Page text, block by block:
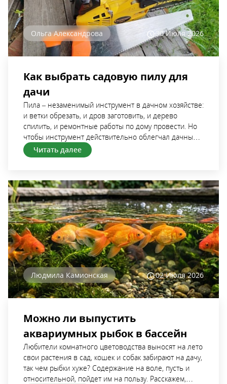
Ольга Александрова 30 Июля 2026
Как выбрать садовую пилу для
дачи
Пила – незаменимый инструмент в дачном хозяйстве: и ветки обрезать, и дров заготовить, и дерево спилить, и ремонтные работы по дому провести. Но чтобы инструмент действительно облегчал дачные хлопоты, а не превращал их в мучения, важно правильно выбрать его в зависимости от задачи. Разберемся, какие бывают садовые пилы, чем они отличаются друг от друга, на какие характеристики нужно обратить внимание при выборе инструмента. Определяемся с типом пилы В первую очередь нужно понять, для каких задач преимущественно нужна пила, каков объем работ. В зависимости от этого и выбирать инструмент по типу. Цепная и мини-цепная (сучкорез) Цепная пила – самый производительный вариант. Режущим элементом является цепь с зубьями, которая движется по направляющей шине. Такие пилы легко справляются и с толстыми ветками, и с бревнами, и со стволами деревьев, и с досками любой толщины. Если объем работ большой, выбирать лучше именно цепные пилы. Они бывают бензиновыми, электрическими и аккумуляторными. Об особенностях каждого варианта, преимуществах и недостатках поговорим чуть позже. Цепная мини-пила (или сучкорез) – это аналогичный по конструкции инструмент, но более компактный, с длиной шины 10-20 см. Он весит значительно меньше полноразмерной модели, более «юркий», поэтому работать им можно и одной рукой, и на высоте. Мини-пила – идеальный вариант на случай, когда основная задача – проводить обрезку деревьев и кустарников в саду, формировать крону. Сабельная Она работает по другому принципу: вместо вращающейся цепи в ней используется полотно, которое быстро движется вперед и назад. Такой пилой удобно работать в труднодоступных местах, куда цепной пилой не подлезть. Еще одно преимущество сабельной пилы состоит в том, что полотна можно заменять, чтобы работать по разным материалам – дереву, пластику, металлу. Поэтому если нужен универсальный инструмент для дачи, лучше выбрать сабельную пилу. Правда по скорости работы она будет уступать цепным моделям. Ручная Ручные садовые пилы остаются популярными несмотря на появление большого количества электроинструмента. Секрета в этом никакого нет – ручная пила не требует электричества или топлива, всегда готова к труду, немного весит и позволяет выполнять обрезку максимально аккуратно. Если на участке всего несколько деревьев, можно обойтись и ручным инструментом. Выбор аккумуляторной Аккумуляторные пилы работают от съемной аккумуляторной батареи. По производительности они уступают бензиновым моделям, но выигрывают у них по удобству использования: не привязаны к электросети, более легкие и менее шумные. Главный недостаток аккумуляторных пил – ограниченное время работы. Если нужно за один день провести обрезку всего сада, потребуется дополнительный аккумулятор, чтобы работу не пришлось прерывать на подзарядку. При выборе аккумуляторной пилы для дачи стоит обращать внимание на следующие характеристики. 1. Производительность и скорость вращения От скорости движения цепи зависит то, насколько быстро будет выполнен срез. Чем выше показатель, тем легче цепь будет входить в древесину и меньше усилий придется приложить дачнику. Но и нагрузка на двигатель будет выше, а значит заряд батареи будет расходоваться быстрее. Модели со скоростью вращения цепи 6-8 м/с подойдут для обрезки веток. Если нужен инструмент и для заготовки дров, и для пиления толстых стволов, лучшим вариантом станет пила со скоростью вращения цепи более 10 м/с. Если инструмент имеет функцию регулировки оборотов – замечательно: режим можно будет подстраивать под конкретные задачи. 2. Время автономной работы и зарядки Если участок небольшой, деревьев и кустарников в саду немного, есть возможность «растянуть» обрезку, можно выбрать пилу с аккумулятором емкостью до 4 А·ч. Этого хватит на непрерывное пиление в течение 20-30 минут. Если инструмент мощный, планируется к использованию не только для ухода за садом, лучше взять батареи с большей емкостью – более 5 А·ч. Как вариант – приобрести запасную батарею. Если в дачном хозяйстве уже есть аккумуляторная садовая техника определенного бренда, есть смысл присмотреться к пилам того же производителя. Если батареи у них одинаковые, можно будет сэкономить на покупке дополнительной. Выбор бензиновой Бензиновая пила – самый мощный и производительный инструмент из всех себе подобных. Она не зависит от наличия электричества или заряда аккумулятора, способна работать длительное время без перерывов и справляется даже с самыми сложными задачами: валкой деревьев, распилом толстых бревен, заготовкой большого объема дров. Для обычной сезонной обрезки сада такая пила – не самый удачный и удобный вариант. Она тяжелая, громкая, требует регулярного технического обслуживания, приготовления топливной смеси. 1. Мощность и вес Для большинства дачных задач – обрезки старых деревьев, распила бревен, заготовки дров и мелких строительных работ – подойдет бензопила мощностью до 2,2 кВт. Более мощные модели скорее нужны лишь тем, кто занимается строительством сарая или бани, живет на дачном участке круглогодично и имеет необходимость регулярно заготавливать дрова. Если инструментом планируется работать на весу (обрезать ветки и макушки деревьев), стоит выбирать модели полегче – до 4-5 кг. Более тяжелые бензопилы подходят скорее для работы на земле – распилки дров и заготовки строительного материала. 2. Шаг цепи и длина шины Эти две характеристики определяют то, насколько быстро бензопила будет справляться с поставленной задачей и с каким диаметром стволов она «справится». Оптимальный вариант для дачи – шаг цепи ⅜” или 0,325”. Такие цепи имеют хорошую производительность и делают достаточно аккуратные резы, работают плавно. Если шаг цепи больше, скорость вращения будет выше, производительность тоже, но пропил будет не таким ровным и аккуратным. Для обрезки деревьев и мелких ремонтных работ на даче можно взять модель с шиной длиной 25-30 см. Этого будет вполне достаточно. Если планируется серьезная стройка, нужно спилить старые деревья, лучше выбрать инструмент с шиной длиной более 35 см. Но нужно учитывать, что она будет увеличивать массу инструмента, ухудшать его балансировку и требовать мощного двигателя. 3. Уровень шума Бензиновая техника – самая шумная. У бытовых моделей уровень шума составляет 100-105 дБ. У полупрофессиональных и профессиональных и того выше. Чем пила мощнее, тем она громче. Поэтому без особой надобности выбирать сильно мощные модели не имеет смысла и в контексте собственного комфорта. В комплект к бензопиле рекомендуется купить противошумные наушники или беруши. Выбор электрической Электропилы не такие мощные, как бензиновые, но удобнее в эксплуатации: не требуют запаса топлива, более легкие и «маневренные», тихие и не выделяют выхлопных газов. Единственный их недостаток – зависимость от источников питания и необходимость контролировать провод, чтобы случайно не повредить его цепью. 1. Мощность Для работы в саду подойдет электропила мощностью до 1,5 кВт. Если же инструмент планируется использовать для распиливания деревьев, строительства и заготовки дров, лучше взять вариант помощнее – 2-2,5 кВт. 2. Шаг цепи и длина шины При выборе электропилы эти характеристики имеют такое же значение, как и у бензиновых моделей. И выбор нужно осуществлять также исходя из назначения техники. Шаг цепи ⅜ и длина шины 25-30 см – вариант оптимальный. 3. Расположение двигателя Электропилы бывают с поперечным и продольным расположением двигателя. Первые дешевле, имеют более простую конструкцию. Но двигатель у них выступает сбоку, из-за чего инструмент получается шире, хуже управляется из-за нарушения баланса, работать им сложнее. Модели с продольным расположением двигателя более сбалансированные, центр тяжести у них не смещен, они более компактные, ими проще работать, особенно под разными углами. 4. Наличие тормоза Наличие тормоза – это уже вопрос безопасности. Во время сильного и резкого рывка он останавливает движение цепи, снижая риск травмирования пользователя. Помимо тормоза цепи полезно обратить внимание на другие дополнительные функции: Плавный пуск – двигатель набирает обороты постепенно, снижая нагрузку на сеть, что особенно актуально на дачах, где электрооборудование может быть не самым надежным. Блокировка случайного запуска – предотвращает включение пилы при случайном нажатии на кнопку. Чтобы запустить инструмент, нужно одновременно нажать кнопку разблокировки и пуска. Защита от перегрева – автоматически отключает двигатель при чрезмерном нагреве, предотвращая его повреждение и продлевая срок службы техники. Автоматическая смазка цепи – самостоятельно подает масло на цепь, благодаря этому не приходится контролировать процесс смазки. Сводная таблица плюсов и минусов, типовых задач Для наглядности структурируем всю информацию в таблице, чтобы вам было проще подобрать лучший вариант пилы для конкретных задач. Тип пилы Преимущества Недостатки Лучше всего подходит для Ручная садовая Недорогая, легкая, не требует электричества и топлива, делает аккуратный срез Требует физических усилий, неудобна при большом объеме работ Санитарная и формирующая обрезка деревьев и кустарников в саду Цепная мини-пила Компактная, легкая, мобильная, маневренная Ограниченное время работы, не подходит для толстых веток и стволов Обрезка сада Сабельная Универсальная, может пилить не только древесину, но и другие материалы (при замене полотна), удобна в труднодоступных местах По скорости пиления уступает тем, у кого режущим элементом являются цепи Обрезка ветвей, удаление поросли, небольшие демонтажные и строительные работы Аккумуляторная цепная Не за
Читать далее
Людмила Камионская 02 Июля 2026
Можно ли выпустить
аквариумных рыбок в бассейн
Любители комнатного цветоводства выносят на лето свои растения в сад, кошек и собак забирают на дачу, так чем рыбки хуже? Содержание на воле, пусть и относительной, пойдет им на пользу. Расскажем, каких аквариумных рыбок можно переселить на лето в бассейн, и как сделать это правильно. Какие рыбки смогут жить в бассейне Среди множества видов аквариумных рыбок есть довольно капризные виды, родом из тропиков, которым нужна стабильно высокая температура воды и определенный уровень pH. Они плохо переносят перепады температуры, поэтому не стоит переселять их в дачный пруд. Скалярий, неонов, дискусов и другие тропические виды с яркой окраской лучше не тревожить, для их комфорта нужна стабильная температура воды +24-28°С, ночная прохлада приведет к ослаблению иммунитета и гибели рыбок. Но есть и те, что легко адаптируются к новым условиям. Прежде всего, это различные виды золотых рыбок с длинной формой тела: обыкновенная, комета, шубункин и др. Даже вуалехвостов можно на лето переселить в бассейн, но важно учитывать, что они более уязвимы к перепадам температуры воды. К вольному содержанию замечательно адаптируются гуппи, данио, кардиналы, а также различные виды сомиков, например, анциструсы. “На вольных хлебах” рыбки быстрее набирают вес, особенно породы, которые питаются комарами и их личинками. Если же заселить искусственный пруд дафнией и другими ракообразными, водоплавающих питомцев можно перевести на “самообеспечение”. Благодаря большому объему водоема рыбки вырастают крупнее, чем в стесненных условиях аквариума. Живородящие породы стремительно размножаются. Переселение в бассейн может оказаться настолько удачным, что осенью может потребоваться покупка нового аквариума, гораздо большего объема. Золотая рыбка Если у вас нет домашнего аквариума, но пришла идея заселить дачный прудик декоративными рыбками, — купите несколько золотых рыбок. Их будет хорошо видно в воде благодаря яркой окраске тела и можно будет наблюдать за ними, отдыхая у дачного пруда. Золотые рыбки Золотые рыбки неприхотливы, легко адаптируются к перепадам температуры. В условиях бассейна вырастают гораздо крупнее, чем в аквариуме. В течение лета золотая рыбка может значительно увеличиться в размере и вымахать до 15-20 см в длину. При заселении пруда важно избегать перенаселения, так, для пяти особей потребуется бассейн объемом не менее 300 л. Золотая орфа Золотая орфа в домашнем пруду тоже выглядит весьма декоративна. И пусть она не такая яркая как комета и вовсе не пестрая как шубункин, но ее чешуя тоже отливает золотом. К тому же золотая орфа любит кормиться у поверхности воды, что позволяет наблюдать за ее жизнью. Золотая орфа является подвидом обыкновенного язя, это быстрорастущая рыба, соответственно, ей нужен просторный бассейн. Золотая орфа за сезон вырастает в длину до 50 см. Осенью можно отправить откормленных рыб на сковороду в честь закрытия сезона. Золотая орфа не роется в донных отложениях, поэтому не мутит воду. Эта порода миролюбива и хорошо уживается с другими видами. Рыбка хорошо адаптируется к изменению температуры воды в пределах от +15°С до +25°С. Карп кои Карп кои — еще более популярный вид для дачного пруда. Выведено множество декоративных пород карпов кои, они различаются расцветкой, вариантов которой не счесть. Карпы кои быстро привыкают к человеку, жадно поглощают корм и даже позволяют погладить себя по спинке. Карп любит копаться в грунте, будет поднимать муть со дна, это нужно учитывать при устройстве водоема, лучше насыпать на дно песок или гальку, высаживать растения не имеет смысла, карпы раскопают их корни. Конечно, за три летних месяца карпы кои не смогут набрать свой максимальный размер, какой бывает при круглогодичном содержании в непромерзаемых водоемах. На зиму карпов кои придется переселять в большой аквариум, если нет желания устраивать серьезный пруд с зимовальной ямой. Карпы легко переносят понижение температуры воды до +4-5°С, поэтому осенью можно не спешить с переселением рыб в аквариум. Впрочем, если не принимать во внимание стоимость декоративных карпов, они вполне съедобны и даже вкусны. Кардинал При содержании в открытых бассейнах окраска кардиналов становится ярче благодаря солнечному свету. Кардиналы предпочитают прохладную воду, оптимальная температура +18-20°С. Стайка кардиналов не требует значительного объема чаши пруда. Их можно заселить даже в небольшой декоративный бассейн, где другим видам будет тесно. Для небольшой стайки из десятка особей достаточно чаши объемом 50-60 л. Гуппи Стайка гуппи, которой стало тесно в аквариуме, вполне может переселиться на лето в дачный бассейн, на одну рыбку достаточно объема 5 л. Однако учтите, к концу сезона гуппёшек станет еще больше, в теплой среде они быстро размножаются. Гуппи могут жить в довольно широком температурном диапазоне, от +18 до +30°С, но наиболее комфортная температура для них +22-26°С. Как оборудовать бассейн Объем Чем крупнее бассейн, тем более стабильная температура воды в нем будет поддерживаться, а это залог хорошего самочувствия его обитателей. Небольшая чаша объемом 40-50 л, хотя номинально подходит для содержания мелких рыбок, но на деле вода в ней будет перегреваться. Для мелких стайных видов: гуппи, кардиналов, барбусов, данио, — достаточно декоративного пруда объемом 280-300 л. В этом объеме может жить и пяток золотых рыбок. Для карпов кои и золотой орфы потребуется бассейн объемом не менее тысячи литров. Фильтрация Важный фактор для сохранения здоровья рыбок — фильтрация и регулярное обновление воды, иначе не избежать высокого содержания аммиака и загрязнения продуктами жизнедеятельности. Система фильтрации может быть механической и биологической. Для небольшого пруда в виде пластиковой чаши объемом 300-450 л достаточно бытового песочного фильтра. Если же вы хотите создать условия, приближенные к естественным, и готовы вложить больше средств и сил, то можно устроить ступенчатую чашу с так называемым биоплато. На подводных ступенях высаживаются различные водные растения, они насыщают воду кислородом и работают как естественный фильтр. Замена воды Важно продумать, как именно будет производиться регулярная замена воды. Рыбки не переносят хлор, поэтому не получится наполнять бассейн водопроводной водой, она должна предварительно отстаиваться хотя бы в течение суток. Если поблизости есть родник, ручей или река, можно устроить водозабор из природных источников и обеспечить отведение грязной воды из бассейна. Такой вариант наиболее приближен к естественным условиям. В речной воде содержится планктон, различные представители ракообразных, личинки насекомых, — все это будет кормом для рыбок. Важно лишь регулировать скорость подачи воды, чтобы поддерживать необходимую температуру в бассейне, комфортную для определенного вида рыбок. Если же естественных водоемов поблизости нет, придется заменять воду вручную. Лучше делать это регулярно, раз в неделю, сливая до 15% от общего объема, заменяя их предварительно отстоянной водой из-под крана. При установке бассейна необходимо продумать, как будут удаляться излишки воды в случае переполнения чаши во время сильного дождя. Иначе мелкие рыбешки, которые обычно держатся у поверхности воды, окажутся “за бортом”. Аэрация Декоративный бассейн, в котором нет живых растений, нуждается в искусственной аэрации. Установка мини-фонтана, самый простой и недорогой способ, — не подходит для содержания аквариумных рыбок, т.к. вода будет сильно охлаждаться. Здесь лучше использовать донный аэратор. Уровень кислорода в воде не должен опускаться ниже 3 мг/литр. Для отслеживания этих показателей потребуется оксиметр. Стоит учитывать, что перегнивание органики на дне бассейна приводит к уменьшению содержания кислорода в воде. Вот почему так важно, чтобы в дачный пруд не попадали листья с деревьев и кустов, а также трава при кошении газона. Поэтому на время отъезда лучше натягивать над домашним прудом сетку для защиты от попадания листьев и другого мусора. Защита от солнца Естественный солнечный свет важен для рыбок, он является залогом их быстрого роста и хорошего иммунитета. Однако в условиях замкнутого объема чаши яркое солнце превращается из друга во врага, вода сильно перегревается. Необходимо частично закрыть поверхность пруда от солнца, это поможет избежать перегрева, а также создаст тень, в которой рыбки смогут отдыхать. При устройстве небольшого бассейна можно обойтись искусственными кувшинками, если же вы подходите к вопросу серьезно, — то высаживайте кубышки и водяные лилии, лучше сделать это заранее, чтобы растения успели хорошо укорениться. Микрофлора и планктон Если есть возможность набрать воды в реке или ручье, можно не заботиться о создании определенного микроклимата, все случится само собой. В качестве бонуса в бассейне может оказаться несколько икринок речной рыбы, и к концу лета в бассейне появится пара-тройка молодых карасиков или других представителей местной фауны. Если же вы наполняете чашу бассейна водой из-под крана, то имеет смысл внести в нее биопрепарат на основе нитрифицирующих бактерий. Еще до заселения рыбок в бассейн полезно развести в нем дафнию, — крошечные ракообразные быстро размножаются, если создать им оптимальные условия. Они станут высоко питательным кормом для аквариумных рыбок, что освободит вас от ежедневного кормления. Как выпускать рыбок в бассейн Нельзя просто привезти рыбок в банке и вылить их в бассейн. Аквариумные обитатели испытают сильный температурный шок, от которого могут заболеть и погибнуть. Для начала необходимо уровнять температуру в бассейне и внутри емкости с рыбками. Для этого емкость, будь то банка, канистра, п/э пакет, — помещают в бассейн на полчаса-час, и только после этого выливают содержимое в искусственный водоем. Стоит ли выпускать аквариумных рыбок в бассейн Вопрос, стоит ли вообще выпускать аквариумных рыбок в бассейн, остается открытым и зависит